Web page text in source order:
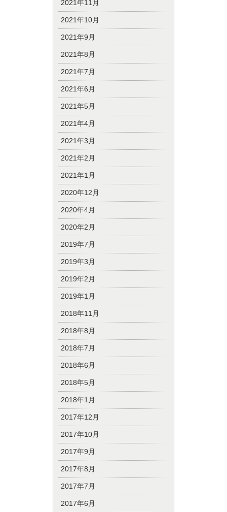
2021年11月
2021年10月
2021年9月
2021年8月
2021年7月
2021年6月
2021年5月
2021年4月
2021年3月
2021年2月
2021年1月
2020年12月
2020年4月
2020年2月
2019年7月
2019年3月
2019年2月
2019年1月
2018年11月
2018年8月
2018年7月
2018年6月
2018年5月
2018年1月
2017年12月
2017年10月
2017年9月
2017年8月
2017年7月
2017年6月